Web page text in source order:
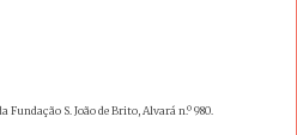
Fundação S. João de Brito, Alvará n.º 980.